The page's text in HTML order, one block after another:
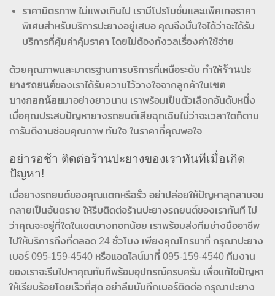
ราคามิตรภาพ ไม่แพงเกินไป เรามีโปรโมชั่นและแพ็คเกจราคา
พิเศษสำหรับบริการปะยางอยู่เสมอ คุณจึงมั่นใจได้ว่าจะได้รับ
บริการที่คุ้มค่าคุ้มราคา โดยไม่ต้องกังวลเรื่องค่าใช้จ่าย
ด้วยคุณภาพและมาตรฐานการบริการที่เหนือระดับ ทำให้ร้านปะ
ยางรถยนต์ของเราได้รับความไว้วางใจจากลูกค้าในเขต
บางกอกน้อยมาอย่างยาวนาน เราพร้อมเป็นตัวเลือกอันดับหนึ่ง
เมื่อคุณประสบปัญหายางรถยนต์เสียฉุกเฉินไม่ว่าจะเวลาใดก็ตาม
การันตีงานซ่อมคุณภาพ ทันใจ ในราคาที่คุณพอใจ
อย่ารอช้า ติดต่อร้านปะยางของเราทันทีเมื่อเกิด
ปัญหา!
เมื่อยางรถยนต์ของคุณแตกหรือรั่ว อย่าปล่อยให้ปัญหาลุกลามจน
กลายเป็นอันตราย ให้รีบติดต่อร้านปะยางรถยนต์ของเราทันที ไม่
ว่าคุณจะอยู่ที่ใดในเขตบางกอกน้อย เราพร้อมส่งทีมช่างมืออาชีพ
ไปให้บริการถึงที่ตลอด 24 ชั่วโมง เพียงคุณโทรมาที่ กรุณาปะยาง
เบอร์ 095-159-4540 หรือแอดไลน์มาที่ 095-159-4540 ทีมงาน
ของเราจะรีบไปหาคุณทันทีพร้อมอุปกรณ์ครบครัน เพื่อแก้ไขปัญหา
ให้เรียบร้อยโดยเร็วที่สุด อย่าลืมบันทึกเบอร์ติดต่อ กรุณาปะยาง